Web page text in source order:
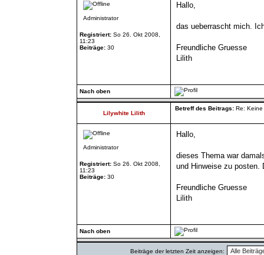
Administrator
Registriert: So 26. Okt 2008,
11:23
Beiträge: 30
Hallo,
das ueberrascht mich.
Freundliche Gruesse
Lilith
Nach oben
Lilywhite Lilith
Betreff des Beitrags: Re:
Administrator
Registriert: So 26. Okt 2008,
11:23
Beiträge: 30
Hallo,
dieses Thema war
und Hinweise zu posten.
Freundliche Gruesse
Lilith
Nach oben
Beiträge der letzten Zeit anzeigen: